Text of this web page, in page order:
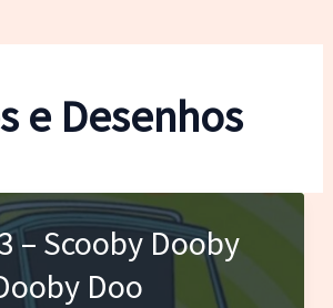
e Desenhos
– Scooby Dooby
Doo